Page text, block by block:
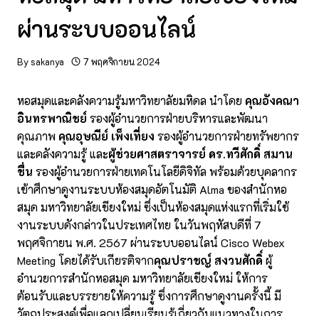
ผ่านระบบออนไลน์
By sakanya 7 พฤศจิกายน 2024
หอสมุดและคลังความรู้มหาวิทยาลัยมหิดล นำโดย คุณอังคณา
อินทรพาณิชย์ รองผู้อำนวยการฝ่ายบริหารและพัฒนา
คุณภาพ คุณอุษณีย์ เพ็งเที่ยง รองผู้อำนวยการฝ่ายทรัพยากร
และคลังความรู้ และผู้ช่วยศาสตราจารย์ ดร.ทวีศักดิ์ สมาน
ชื่น รองผู้อำนวยการฝ่ายเทคโนโลยีดิจิทัล พร้อมด้วยบุคลากร
เข้าศึกษาดูงานระบบห้องสมุดอัตโนมัติ Alma ของสำนักหอ
สมุด มหาวิทยาลัยเชียงใหม่ ซึ่งเป็นห้องสมุดแห่งแรกที่เริ่มใช้
งานระบบดังกล่าวในประเทศไทย ในวันพฤหัสบดีที่ 7
พฤศจิกายน พ.ศ. 2567 ผ่านระบบออนไลน์ Cisco Webex
Meeting โดยได้รับเกียรติจากคุณปราชญ์ สงวนศักดิ์ ผู้
อำนวยการสำนักหอสมุด มหาวิทยาลัยเชียงใหม่ ให้การ
ต้อนรับและบรรยายให้ความรู้ ซึ่งการศึกษาดูงานครั้งนี้ มี